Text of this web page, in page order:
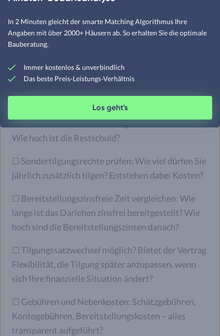
Checkliste: So vergleichen Sie
Finanzierungsangebote richtig
neben dem Sollzins auch Nebenkosten und ist der
fairste Vergleichswert.
☐ Gesamtkosten über die Zinsbindung berechnen
Wie hoch ist die Restschuld?
☐ Sondertilgungsrechte prüfen: Wie viel dürfen Sie
jährlich zusätzlich tilgen? Entstehen dabei Kosten?
☐ Bereitstellungszinsfreie Zeit vergleichen: Wie
lange ist das Darlehen zinsfrei bereitgestellt? Wie
hoch sind die Bereitstellungszinsen danach?
☐ Tilgungssatzwechsel möglich? Bietet der Vertrag
Flexibilität, die Tilgung später anzupassen, wenn
sich Ihre finanzielle Situation ändert?
☐ Gebühren und Nebenkosten: Schätzgebühren,
Kontogebühren, Bereitstellungskosten – alles
transparent aufgeführt?
In 2 Minuten gleicht der smarte Matching Algorithmus Ihre
Angaben mit über 2000+ Häusern ab. So erhalten Sie die optimale
Bauberatung.
Immer kostenlos & unverbindlich
Das beste Preis-Leistungs-Verhältnis
Los geht's